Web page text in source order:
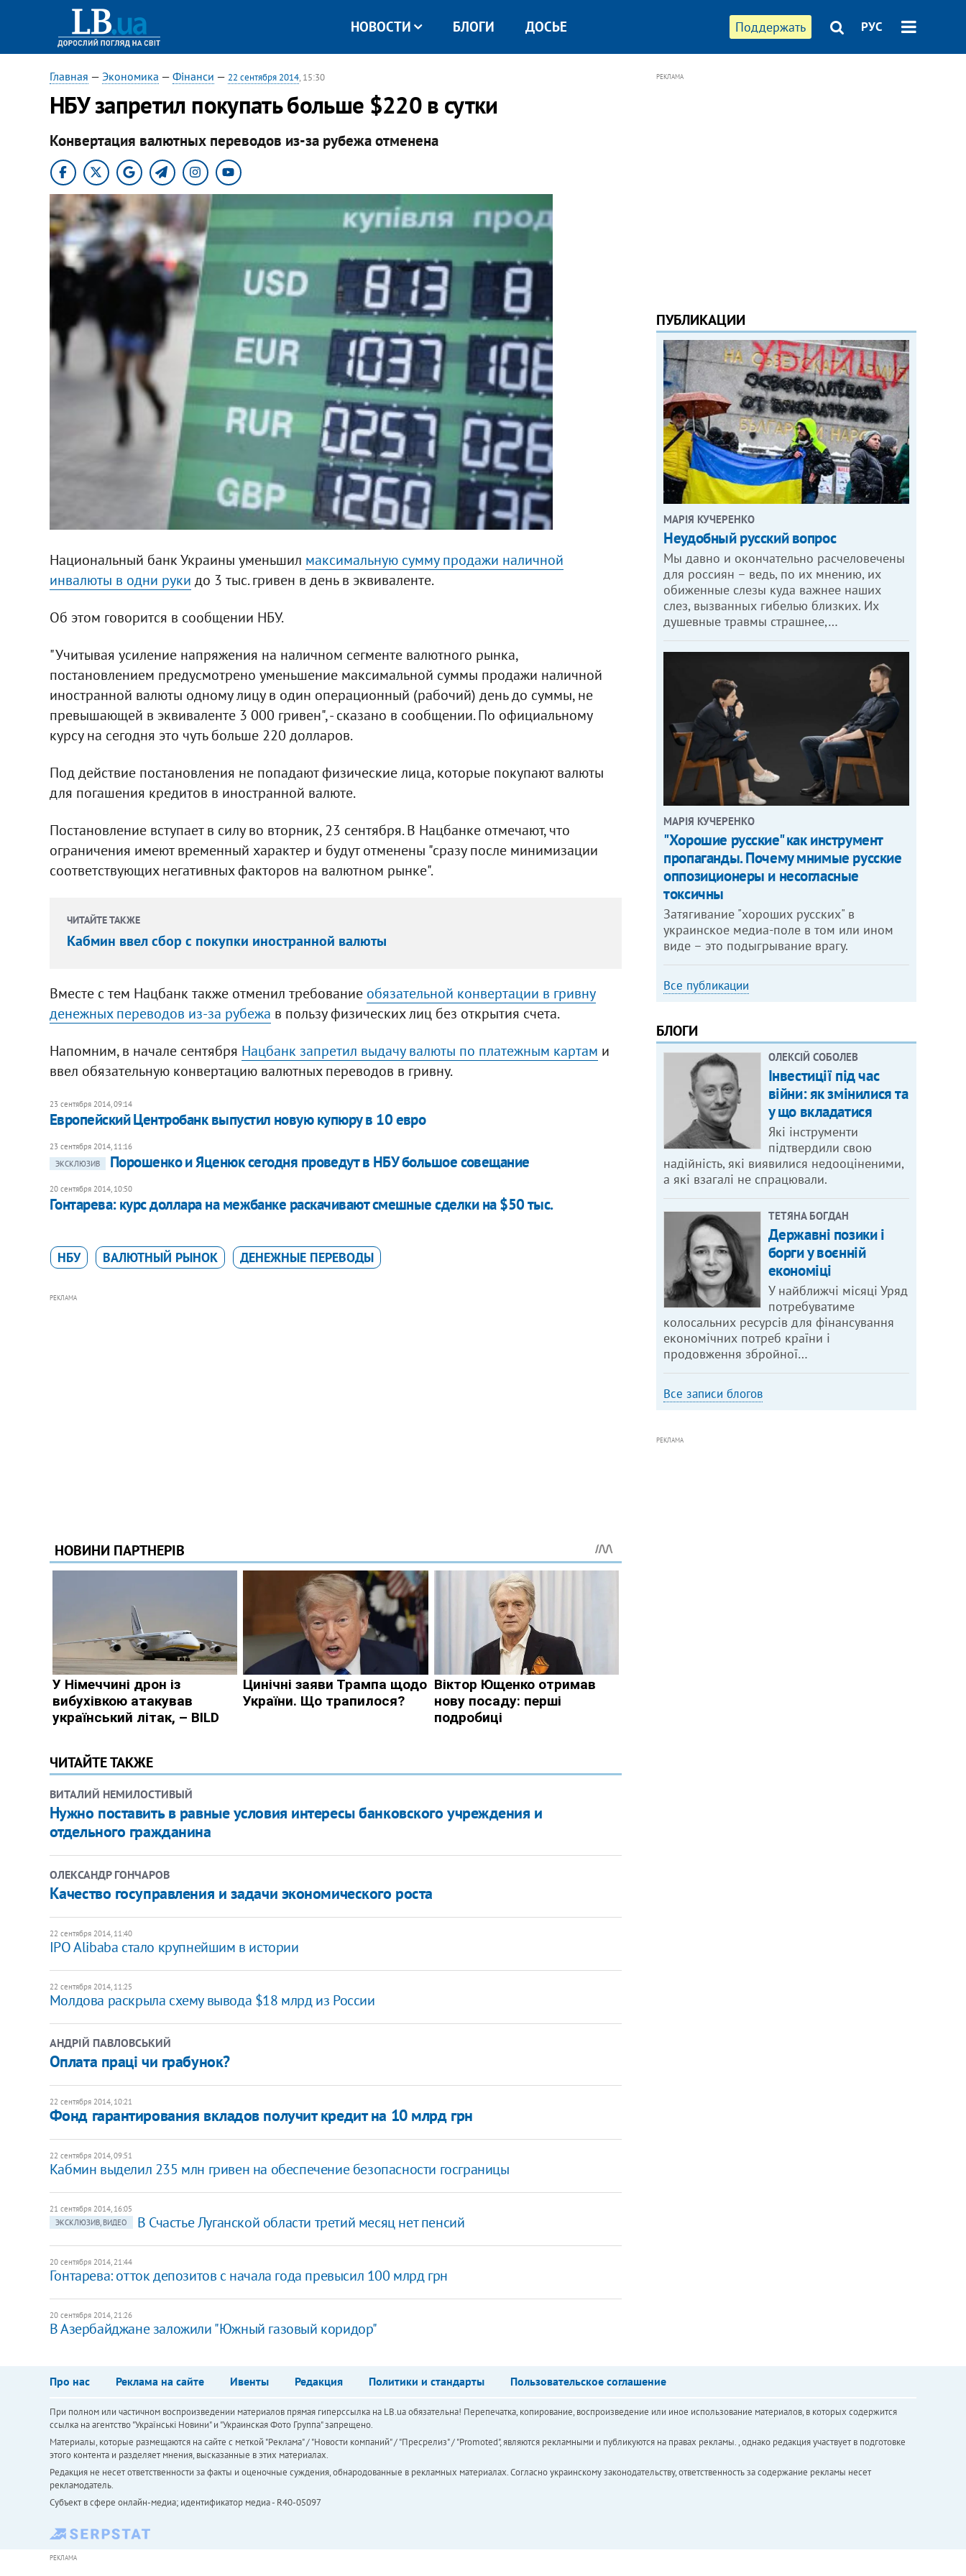
Поддержать РУС
НОВОСТИ БЛОГИ ДОСЬЕ
Главная — Экономика — Фінанси — 22 сентября 2014, 15:30
НБУ запретил покупать больше $220 в сутки
Конвертация валютных переводов из-за рубежа отменена
Национальный банк Украины уменьшил максимальную сумму продажи наличной
инвалюты в одни руки до 3 тыс. гривен в день в эквиваленте.
Об этом говорится в сообщении НБУ.
"Учитывая усиление напряжения на наличном сегменте валютного рынка,
постановлением предусмотрено уменьшение максимальной суммы продажи наличной
иностранной валюты одному лицу в один операционный (рабочий) день до суммы, не
превышающей в эквиваленте 3 000 гривен", - сказано в сообщении. По официальному
курсу на сегодня это чуть больше 220 долларов.
Под действие постановления не попадают физические лица, которые покупают валюты
для погашения кредитов в иностранной валюте.
Постановление вступает в силу во вторник, 23 сентября. В Нацбанке отмечают, что
ограничения имеют временный характер и будут отменены "сразу после минимизации
соответствующих негативных факторов на валютном рынке".
ЧИТАЙТЕ ТАКЖЕ
Кабмин ввел сбор с покупки иностранной валюты
Вместе с тем Нацбанк также отменил требование обязательной конвертации в гривну
денежных переводов из-за рубежа в пользу физических лиц без открытия счета.
Напомним, в начале сентября Нацбанк запретил выдачу валюты по платежным картам и
ввел обязательную конвертацию валютных переводов в гривну.
23 сентября 2014, 09:14
Европейский Центробанк выпустил новую купюру в 10 евро
23 сентября 2014, 11:16
ЭКСКЛЮЗИВ
Порошенко и Яценюк сегодня проведут в НБУ большое совещание
20 сентября 2014, 10:50
Гонтарева: курс доллара на межбанке раскачивают смешные сделки на $50 тыс.
НБУ ВАЛЮТНЫЙ РЫНОК ДЕНЕЖНЫЕ ПЕРЕВОДЫ
РЕКЛАМА
ЧИТАЙТЕ ТАКЖЕ
ВИТАЛИЙ НЕМИЛОСТИВЫЙ
Нужно поставить в равные условия интересы банковского учреждения и
отдельного гражданина
ОЛЕКСАНДР ГОНЧАРОВ
Качество госуправления и задачи экономического роста
22 сентября 2014, 11:40
IPO Alibaba стало крупнейшим в истории
22 сентября 2014, 11:25
Молдова раскрыла схему вывода $18 млрд из России
АНДРІЙ ПАВЛОВСЬКИЙ
Оплата праці чи грабунок?
22 сентября 2014, 10:21
Фонд гарантирования вкладов получит кредит на 10 млрд грн
22 сентября 2014, 09:51
Кабмин выделил 235 млн гривен на обеспечение безопасности госграницы
21 сентября 2014, 16:05
ЭКСКЛЮЗИВ, ВИДЕО
В Счастье Луганской области третий месяц нет пенсий
20 сентября 2014, 21:44
Гонтарева: отток депозитов с начала года превысил 100 млрд грн
20 сентября 2014, 21:26
В Азербайджане заложили "Южный газовый коридор"
РЕКЛАМА
ПУБЛИКАЦИИ
МАРІЯ КУЧЕРЕНКО
​Неудобный русский вопрос
Мы давно и окончательно расчеловечены
для россиян – ведь, по их мнению, их
обиженные слезы куда важнее наших
слез, вызванных гибелью близких. Их
душевные травмы страшнее,…
МАРІЯ КУЧЕРЕНКО
"Хорошие русские" как инструмент
пропаганды. Почему мнимые русские
оппозиционеры и несогласные
токсичны
Затягивание "хороших русских" в
украинское медиа-поле в том или ином
виде – это подыгрывание врагу.
Все публикации
БЛОГИ
ОЛЕКСІЙ СОБОЛЕВ
Інвестиції під час
війни: як змінилися та
у що вкладатися
Які інструменти
підтвердили свою
надійність, які виявилися недооціненими,
а які взагалі не спрацювали.
ТЕТЯНА БОГДАН
Державні позики і
борги у воєнній
економіці
У найближчі місяці Уряд
потребуватиме
колосальних ресурсів для фінансування
економічних потреб країни і
продовження збройної…
Все записи блогов
РЕКЛАМА
Про нас Реклама на сайте Ивенты Редакция Политики и стандарты Пользовательское соглашение
При полном или частичном воспроизведении материалов прямая гиперссылка на LB.ua обязательна! Перепечатка, копирование, воспроизведение или иное использование материалов, в которых содержится
ссылка на агентство "Українськi Новини" и "Украинская Фото Группа" запрещено.
Материалы, которые размещаются на сайте с меткой "Реклама" / "Новости компаний" / "Пресрелиз" / "Promoted", являются рекламными и публикуются на правах рекламы. , однако редакция участвует в подготовке
этого контента и разделяет мнения, высказанные в этих материалах.
Редакция не несет ответственности за факты и оценочные суждения, обнародованные в рекламных материалах. Согласно украинскому законодательству, ответственность за содержание рекламы несет
рекламодатель.
Субъект в сфере онлайн-медиа; идентификатор медиа - R40-05097
РЕКЛАМА